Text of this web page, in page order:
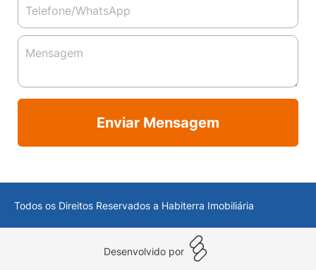
Enviar Mensagem
Todos os Direitos Reservados a Habiterra Imobiliária
Desenvolvido por